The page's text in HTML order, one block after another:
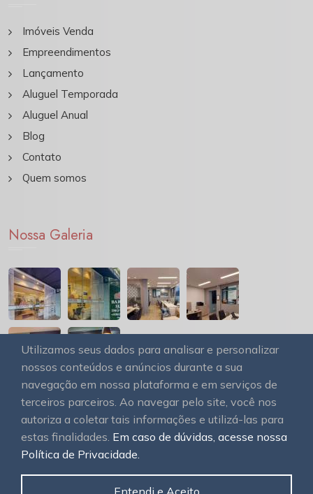
Utilizamos seus dados para analisar e personalizar
nossos conteúdos e anúncios durante a sua
navegação em nossa plataforma e em serviços de
terceiros parceiros. Ao navegar pelo site, você nos
autoriza a coletar tais informações e utilizá-las para
estas finalidades. Em caso de dúvidas, acesse nossa
Política de Privacidade.
Entendi e Aceito
Imóveis Venda
Empreendimentos
Lançamento
Aluguel Temporada
Aluguel Anual
Blog
Contato
Quem somos
Nossa Galeria
© 2026 OAWEB site e sistemas para imobiliárias
os direitos reservados.